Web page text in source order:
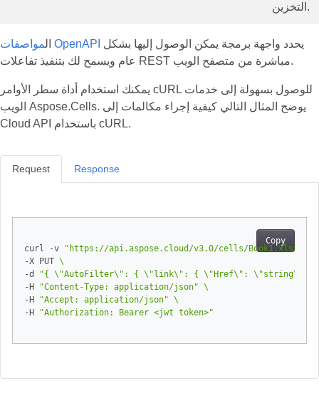
التخزين.
ال مواصفات OpenAPI
عام ويسمح لك بتنفيذ تفاعلات REST مباشرة من متصفح الويب.
يمكنك استخدام أداة سطر الأوامر cURL للوصول بسهولة إلى خدمات
الويب Aspose.Cells. يوضح المثال التالي كيفية إجراء مكالمات إلى
Cloud API باستخدام cURL.
Request
Copy
curl -v
"https://api.aspose.cloud/v3.0/cells/Book1.xlsx/
-X PUT
-d
"{ \"AutoFilter\": { \"link\": { \"Href\": \"string\",
-H
"Content-Type: application/json"
-H
"Accept: application/json"
-H
"Authorization: Bearer <jwt token>"
Response